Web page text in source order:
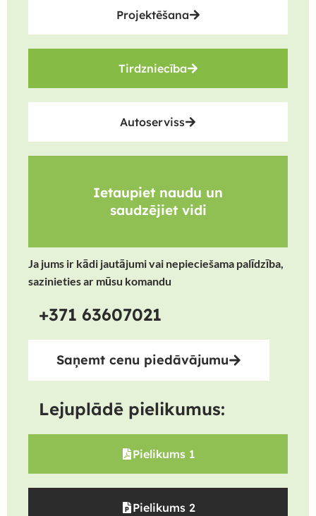
Projektēšana
Tirdzniecība
Autoserviss
Ietaupiet naudu un
saudzējiet vidi
Ja jums ir kādi jautājumi vai nepieciešama palīdzība,
sazinieties ar mūsu komandu
+371 63607021
Saņemt cenu piedāvājumu
Lejuplādē pielikumus:
Pielikums 1
Pielikums 2